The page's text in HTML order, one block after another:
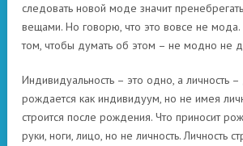
следовать новой моде значит
вещами. Но говорю, что это вовсе не мода.
том, чтобы думать об этом – не модно не
Индивидуальность – это одно, а личность
рождается как индивидуум, но не имея
строится после рождения. Что приносит
руки, ноги, лицо, но не личность. Личность